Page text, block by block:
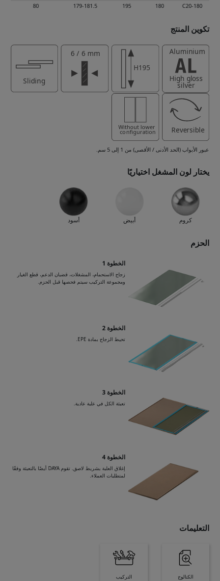
C20-180
180
195
179-181.5
80
تكوين المنتج
عبور الأبواب (الحد الأدنى / الأقصى) من 1 إلى 5 سم.
يختار لون المشغل اختياريًا
كروم أبيض أسود
الحزم
الخطوة 1
زجاج الاستحمام، المشغلات، قضبان الدعم، قطع الغيار
ومجموعة التركيب سيتم فحصها قبل الحزم.
الخطوة 2
تحيط الزجاج بمادة EPE.
الخطوة 3
تعبئة الكل في علبة عادية.
الخطوة 4
إغلاق العلبة بشريط لاصق. تقوم DAYA أيضًا بالتعبئة وفقًا
لمتطلبات العملاء.
التعليمات
الكتالوج التركيب